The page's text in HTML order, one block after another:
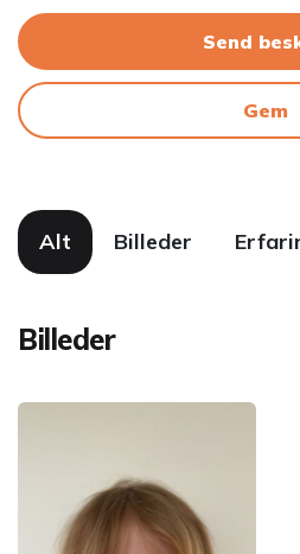
Send
Gem
Alt Billeder
Billeder